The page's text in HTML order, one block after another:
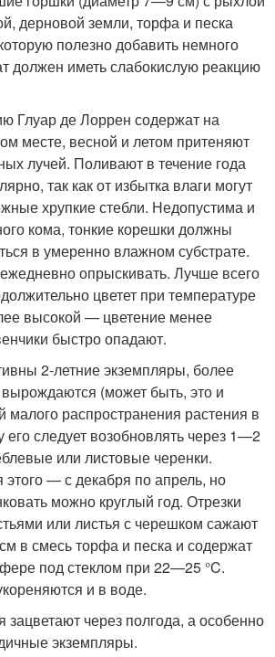
дерновой земли, торфа и песка
полезно добавить немного
должен иметь слабокислую реакцию
Глуар де Лоррен содержат на
месте, весной и летом притеняют
лучей. Поливают в течение года
так как от избытка влаги могут
хрупкие стебли. Недопустима и
кома, тонкие корешки должны
в умеренно влажном субстрате.
опрыскивать. Лучше всего
цветет при температуре
высокой — цветение менее
быстро опадают.
2-летние экземпляры, более
(может быть, это и
малого распространения растения в
его следует возобновлять через 1—2
или листовые черенки.
— с декабря по апрель, но
можно круглый год. Отрезки
или листья с черешком сажают
в смесь торфа и песка и содержат
под стеклом при 22—25 °C.
и в воде.
через полгода, а особенно
экземпляры.